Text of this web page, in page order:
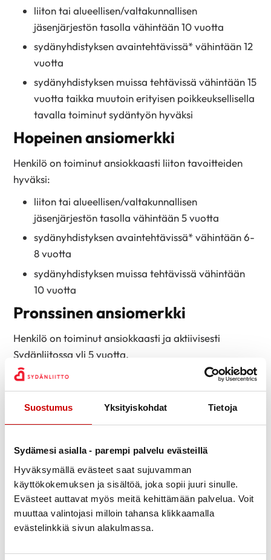
Suostumus Yksityiskohdat Tietoja
Sydämesi asialla - parempi palvelu evästeillä
Hyväksymällä evästeet saat sujuvamman
käyttökokemuksen ja sisältöä, joka sopii juuri sinulle.
Evästeet auttavat myös meitä kehittämään palvelua. Voit
muuttaa valintojasi milloin tahansa klikkaamalla
evästelinkkiä sivun alakulmassa.
liiton tai alueellisen/valtakunnallisen
jäsenjärjestön tasolla vähintään 10 vuotta
sydänyhdistyksen avaintehtävissä* vähintään 12
vuotta
sydänyhdistyksen muissa tehtävissä vähintään 15
vuotta taikka muutoin erityisen poikkeuksellisella
tavalla toiminut sydäntyön hyväksi
Hopeinen ansiomerkki
Henkilö on toiminut ansiokkaasti liiton tavoitteiden
hyväksi:
liiton tai alueellisen/valtakunnallisen
jäsenjärjestön tasolla vähintään 5 vuotta
sydänyhdistyksen avaintehtävissä* vähintään 6-
8 vuotta
sydänyhdistyksen muissa tehtävissä vähintään
10 vuotta
Pronssinen ansiomerkki
Henkilö on toiminut ansiokkaasti ja aktiivisesti
Sydänliitossa yli 5 vuotta.
*) Avaintehtävät: puheenjohtaja, sihteeri,
jäsensihteeri, taloudenhoitaja, hallituksen jäsen,
tiedottaja, adressivastaava, toimintaryhmän vetäjä
ym.
Kunniastandaari ja standaari
Kunniastandaari voidaan myöntää henkilölle tai
yhteisölle, joka on toiminnallaan erityisen
ansiokkaasti edistänyt Sydänliiton tavoitteiden
saavuttamista.